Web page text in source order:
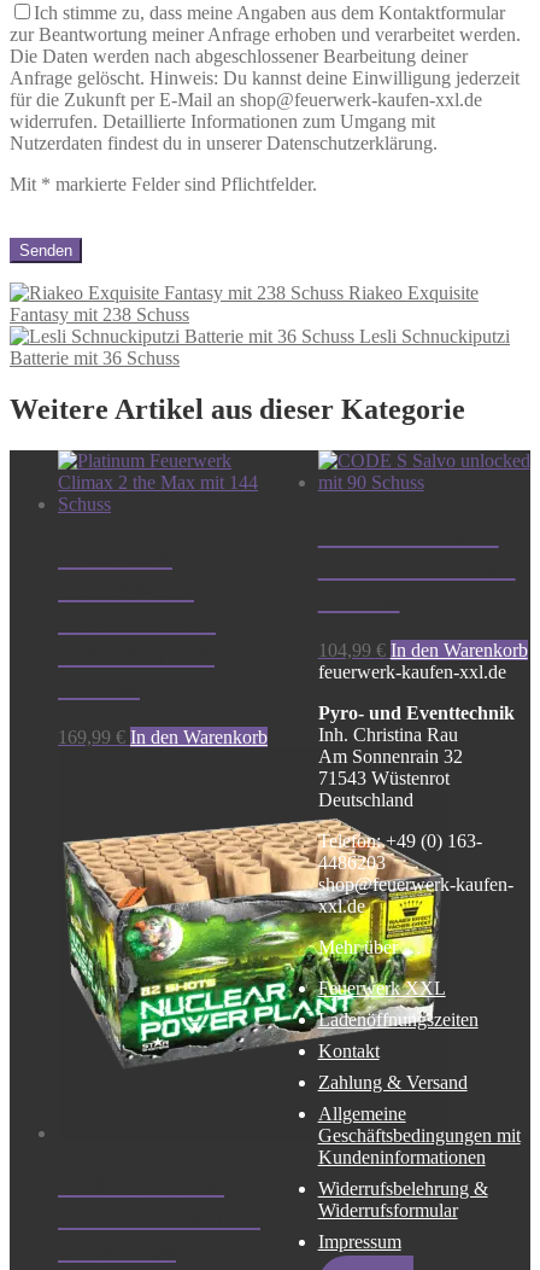
Ich stimme zu, dass meine Angaben aus dem Kontaktformular
zur Beantwortung meiner Anfrage erhoben und verarbeitet werden.
Die Daten werden nach abgeschlossener Bearbeitung deiner
Anfrage gelöscht. Hinweis: Du kannst deine Einwilligung jederzeit
für die Zukunft per E-Mail an shop@feuerwerk-kaufen-xxl.de
widerrufen. Detaillierte Informationen zum Umgang mit
Nutzerdaten findest du in unserer Datenschutzerklärung.
Mit * markierte Felder sind Pflichtfelder.
Riakeo Exquisite
Fantasy mit 238 Schuss
Lesli Schnuckiputzi
Batterie mit 36 Schuss
Weitere Artikel aus dieser Kategorie
169,99 € In den Warenkorb
104,99 € In den Warenkorb
feuerwerk-kaufen-xxl.de
Pyro- und Eventtechnik
Inh. Christina Rau
Am Sonnenrain 32
71543 Wüstenrot
Deutschland
Telefon: +49 (0) 163-
4486203
shop@feuerwerk-kaufen-
xxl.de
Mehr über …
Feuerwerk XXL
Ladenöffnungszeiten
Kontakt
Zahlung & Versand
Allgemeine
Geschäftsbedingungen mit
Kundeninformationen
Widerrufsbelehrung &
Widerrufsformular
Impressum